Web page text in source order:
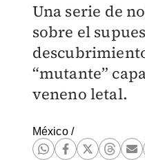
Una serie de
sobre el
“mutante”
veneno letal.
México/